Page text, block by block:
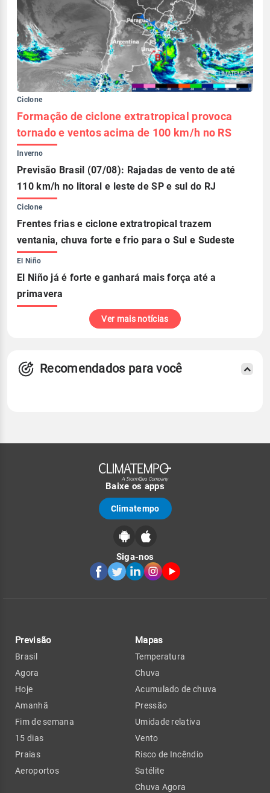
Ciclone
Formação de ciclone extratropical provoca
tornado e ventos acima de 100 km/h no RS
Inverno
Previsão Brasil (07/08): Rajadas de vento de até
110 km/h no litoral e leste de SP e sul do RJ
Ciclone
Frentes frias e ciclone extratropical trazem
ventania, chuva forte e frio para o Sul e Sudeste
El Niño
El Niño já é forte e ganhará mais força até a
primavera
Ver mais notícias
Recomendados para você
Baixe os apps
Climatempo
Siga-nos
Previsão
Brasil
Agora
Hoje
Amanhã
Fim de semana
15 dias
Praias
Aeroportos
Mapas
Temperatura
Chuva
Acumulado de chuva
Pressão
Umidade relativa
Vento
Risco de Incêndio
Satélite
Chuva Agora